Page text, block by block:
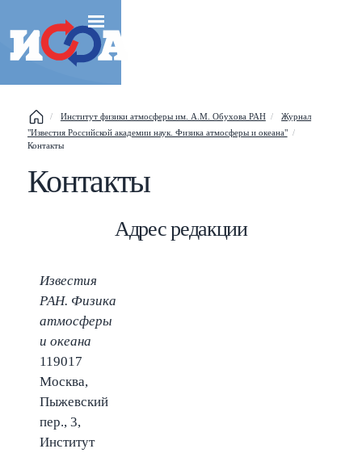
Институт физики атмосферы им. А.М. Обухова РАН
Журнал
"Известия Российской академии наук. Физика атмосферы и океана"
Контакты
Контакты
Адрес редакции
Известия
РАН. Физика
атмосферы
и океана
119017
Москва,
Пыжевский
пер., 3,
Институт
Navigate posts